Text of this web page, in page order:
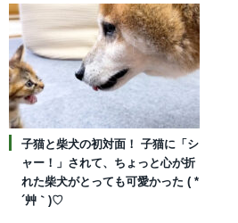
子猫と柴犬の初対面！ 子猫に「シ
ャー！」されて、ちょっと心が折
れた柴犬がとっても可愛かった ( *
´艸｀)♡